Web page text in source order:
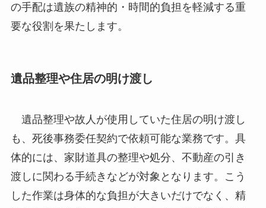
の手配は遺族の精神的・時間的負担を軽減する重
要な役割を果たします。
遺品整理や住居の明け渡し
遺品整理や故人が使用していた住居の明け渡し
も、死後事務委任契約で依頼可能な業務です。具
体的には、家財道具の整理や処分、不動産の引き
渡しに関わる手続きなどが対象となります。こう
した作業は身体的な負担が大きいだけでなく、精